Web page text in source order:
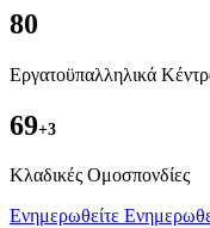
80
Εργατοϋπαλληλικά
69+3
Kλαδικές Ομοσπονδίες
Ενημερωθείτε